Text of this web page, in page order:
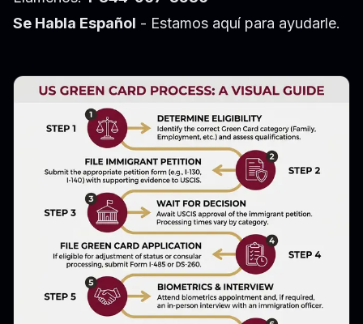
Se Habla Español - Estamos aquí para ayudarle.